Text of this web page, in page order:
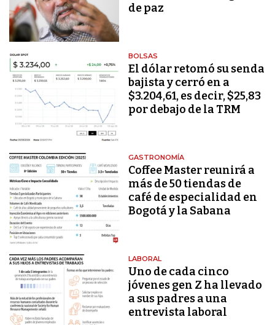
de paz
BOLSAS
El dólar retomó su senda
bajista y cerró en a
$3.204,61, es decir, $25,83
por debajo de la TRM
GASTRONOMÍA
Coffee Master reunirá a
más de 50 tiendas de
café de especialidad en
Bogotá y la Sabana
LABORAL
Uno de cada cinco
jóvenes gen Z ha llevado
a sus padres a una
entrevista laboral